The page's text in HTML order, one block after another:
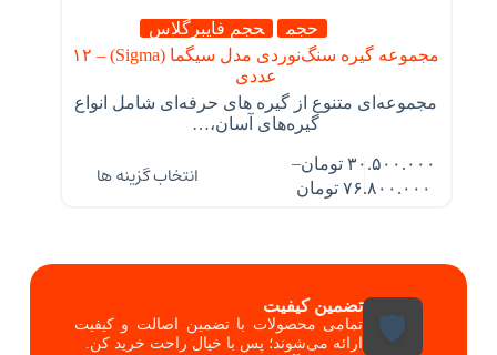
حجم
حجم فایبرگلاس
مجموعه گیره سنگ‌نوردی مدل سیگما (Sigma) – ۱۲
عددی
مجموعه‌ای متنوع از گیره ‌های حرفه‌ای شامل انواع
گیره‌های آسان،…
۳۰.۵۰۰.۰۰۰ تومان–
۷۶.۸۰۰.۰۰۰ تومان انتخاب گزینه ها
🛡️
تضمین کیفیت
تمامی محصولات با تضمین اصالت و کیفیت
ارائه می‌شوند؛ پس با خیال راحت خرید کن.